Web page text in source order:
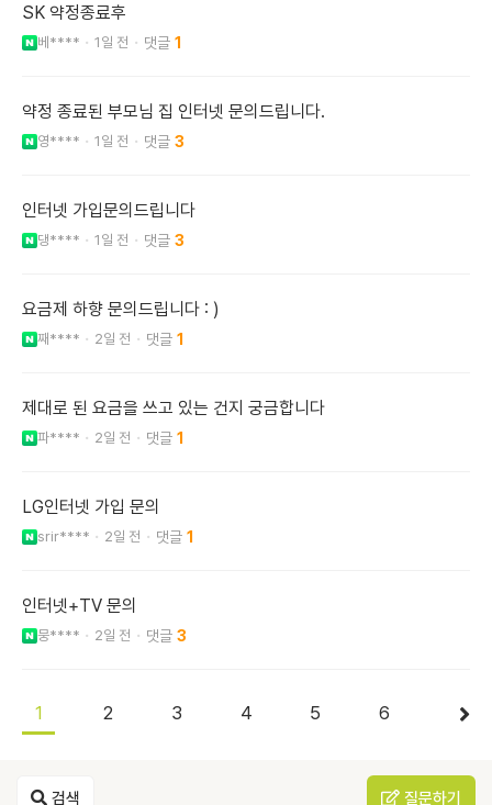
SK 약정종료후
베**** 1일 전 1
약정 종료된 부모님 집 인터넷 문의드립니다.
영**** 1일 전 3
인터넷 가입문의드립니다
댕**** 1일 전 3
요금제 하향 문의드립니다 : )
째**** 2일 전 1
제대로 된 요금을 쓰고 있는 건지 궁금합니다
파**** 2일 전 1
LG인터넷 가입 문의
srir**** 2일 전 1
인터넷+TV 문의
뭉**** 2일 전 3
1 2 3 4 5 6
검색 질문하기